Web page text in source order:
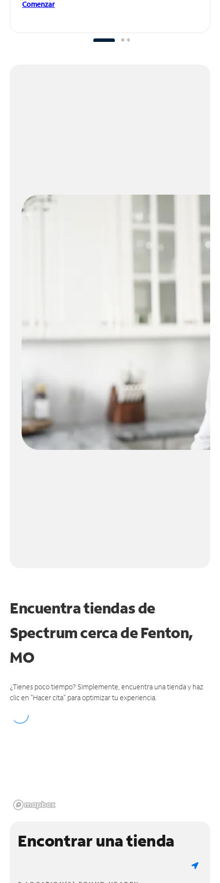
Comenzar
Encuentra tiendas de
Spectrum cerca deFenton,
MO
¿Tienes poco tiempo? Simplemente, encuentra una tienda y haz
clic en "Hacer cita" para optimizar tu experiencia.
Encontrar una tienda